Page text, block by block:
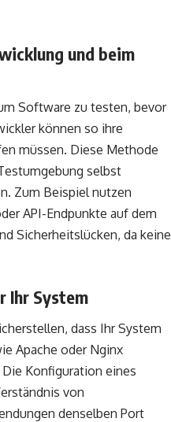
und beim
Software zu testen, bevor
können so ihre
müssen. Diese Methode
selbst
Zum Beispiel nutzen
API-Endpunkte auf dem
Sicherheitslücken, da keine
Ihr System
dass Ihr System
Apache oder Nginx
Konfiguration eines
von
denselben Port